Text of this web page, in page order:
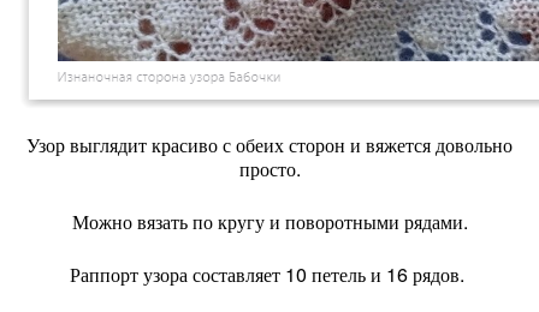
Узор выглядит красиво с обеих сторон и вяжется довольно
просто.
Можно вязать по кругу и поворотными рядами.
Раппорт узора составляет 10 петель и 16 рядов.